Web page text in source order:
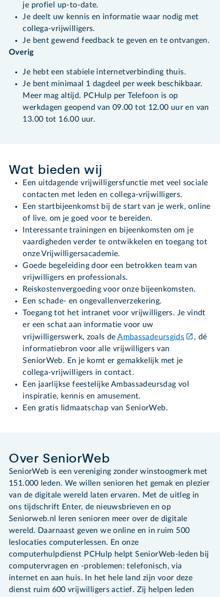
je profiel up-to-date.
Je deelt uw kennis en informatie waar nodig met
collega-vrijwilligers.
Je bent gewend feedback te geven en te ontvangen.
Overig
Je hebt een stabiele internetverbinding thuis.
Je bent minimaal 1 dagdeel per week beschikbaar.
Meer mag altijd. PCHulp per Telefoon is op
werkdagen geopend van 09.00 tot 12.00 uur en van
13.00 tot 16.00 uur.
Wat bieden wij
Een uitdagende vrijwilligersfunctie met veel sociale
contacten met leden en collega-vrijwilligers.
Een startbijeenkomst bij de start van je werk, online
of live, om je goed voor te bereiden.
Interessante trainingen en bijeenkomsten om je
vaardigheden verder te ontwikkelen en toegang tot
onze Vrijwilligersacademie.
Goede begeleiding door een betrokken team van
vrijwilligers en professionals.
Reiskostenvergoeding voor onze bijeenkomsten.
Een schade- en ongevallenverzekering.
Toegang tot het intranet voor vrijwilligers. Je vindt
er een schat aan informatie voor uw
vrijwilligerswerk, zoals deAmbassadeursgids
, dé
informatiebron voor alle vrijwilligers van
SeniorWeb. En je komt er gemakkelijk met je
collega-vrijwilligers in contact.
Een jaarlijkse feestelijke Ambassadeursdag vol
inspiratie, kennis en amusement.
Een gratis lidmaatschap van SeniorWeb.
Over SeniorWeb
SeniorWeb is een vereniging zonder winstoogmerk met
151.000 leden. We willen senioren het gemak en plezier
van de digitale wereld laten ervaren. Met de uitleg in
ons tijdschrift Enter, de nieuwsbrieven en op
Seniorweb.nl leren senioren meer over de digitale
wereld. Daarnaast geven we online en in ruim 500
leslocaties computerlessen. En onze
computerhulpdienst PCHulp helpt SeniorWeb-leden bij
computervragen en -problemen: telefonisch, via
internet en aan huis. In het hele land zijn voor deze
dienst ruim 600 vrijwilligers actief. Zij helpen leden